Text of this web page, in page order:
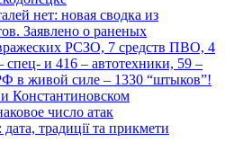
нет: новая сводка из
Заявлено о раненых
РСЗО, 7 средств ПВО, 4
спец- и 416 – автотехники, 59 –
в живой силе – 1330 “штыков”!
Константиновском
число атак
традиції та прикмети